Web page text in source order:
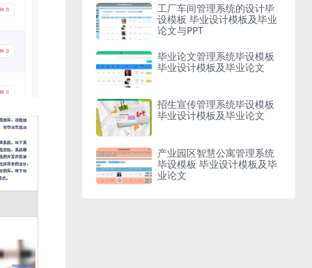
工厂车间管理系统的设计毕
设模板 毕业设计模板及毕业
论文与PPT
毕业论文管理系统毕设模板
毕业设计模板及毕业论文
招生宣传管理系统毕设模板
毕业设计模板及毕业论文
产业园区智慧公寓管理系统
毕设模板 毕业设计模板及毕
业论文